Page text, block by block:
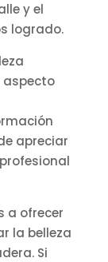
y el
logrado.
aspecto
apreciar
a ofrecer
la belleza
Si